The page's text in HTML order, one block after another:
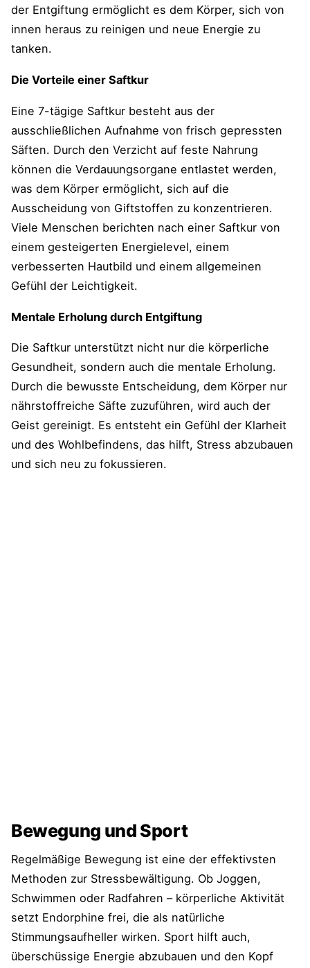
der Entgiftung ermöglicht es dem Körper, sich von
innen heraus zu reinigen und neue Energie zu
tanken.
Die Vorteile einer Saftkur
Eine 7-tägige Saftkur besteht aus der
ausschließlichen Aufnahme von frisch gepressten
Säften. Durch den Verzicht auf feste Nahrung
können die Verdauungsorgane entlastet werden,
was dem Körper ermöglicht, sich auf die
Ausscheidung von Giftstoffen zu konzentrieren.
Viele Menschen berichten nach einer Saftkur von
einem gesteigerten Energielevel, einem
verbesserten Hautbild und einem allgemeinen
Gefühl der Leichtigkeit.
Mentale Erholung durch Entgiftung
Die Saftkur unterstützt nicht nur die körperliche
Gesundheit, sondern auch die mentale Erholung.
Durch die bewusste Entscheidung, dem Körper nur
nährstoffreiche Säfte zuzuführen, wird auch der
Geist gereinigt. Es entsteht ein Gefühl der Klarheit
und des Wohlbefindens, das hilft, Stress abzubauen
und sich neu zu fokussieren.
Bewegung und Sport
Regelmäßige Bewegung ist eine der effektivsten
Methoden zur Stressbewältigung. Ob Joggen,
Schwimmen oder Radfahren – körperliche Aktivität
setzt Endorphine frei, die als natürliche
Stimmungsaufheller wirken. Sport hilft auch,
überschüssige Energie abzubauen und den Kopf